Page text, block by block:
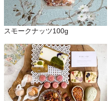
スモークナッツ100g